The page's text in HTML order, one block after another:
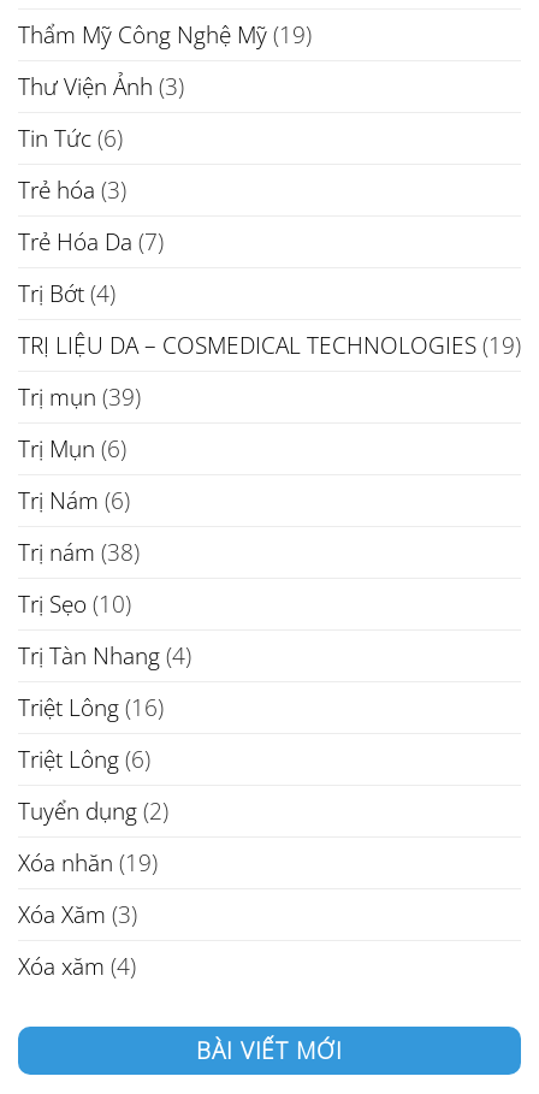
Thẩm Mỹ Công Nghệ Mỹ(19)
Thư Viện Ảnh (3)
Tin Tức(6)
Trẻ hóa (3)
Trẻ Hóa Da (7)
Trị Bớt(4)
TRỊ LIỆU DA – COSMEDICAL TECHNOLOGIES(19)
Trị mụn (39)
Trị Mụn (6)
Trị Nám (6)
Trị nám (38)
Trị Sẹo (10)
Trị Tàn Nhang(4)
Triệt Lông(16)
Triệt Lông(6)
Tuyển dụng(2)
Xóa nhăn (19)
Xóa Xăm (3)
Xóa xăm (4)
BÀI VIẾT MỚI